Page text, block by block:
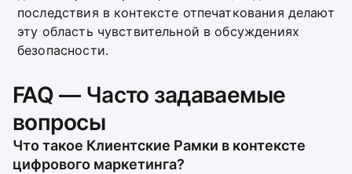
последствия в контексте отпечаткования делают
эту область чувствительной в обсуждениях
безопасности.
FAQ — Часто задаваемые
вопросы
Что такое Клиентские Рамки в контексте
цифрового маркетинга?